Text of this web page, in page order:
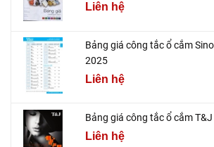
Liên hệ
Bảng giá công tắc ổ cắm
2025
Liên hệ
Bảng giá công tắc ổ cắm T&J
Liên hệ